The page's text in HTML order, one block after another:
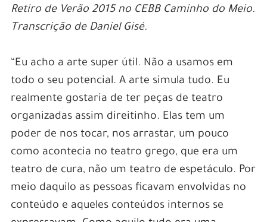
Retiro de Verão 2015 no CEBB Caminho do Meio.
Transcrição de Daniel Gisé.
“Eu acho a arte super útil. Não a usamos em
todo o seu potencial. A arte simula tudo. Eu
realmente gostaria de ter peças de teatro
organizadas assim direitinho. Elas tem um
poder de nos tocar, nos arrastar, um pouco
como acontecia no teatro grego, que era um
teatro de cura, não um teatro de espetáculo. Por
meio daquilo as pessoas ficavam envolvidas no
conteúdo e aqueles conteúdos internos se